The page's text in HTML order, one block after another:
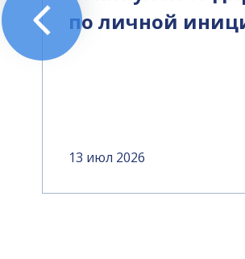
по личной
13 июл 2026